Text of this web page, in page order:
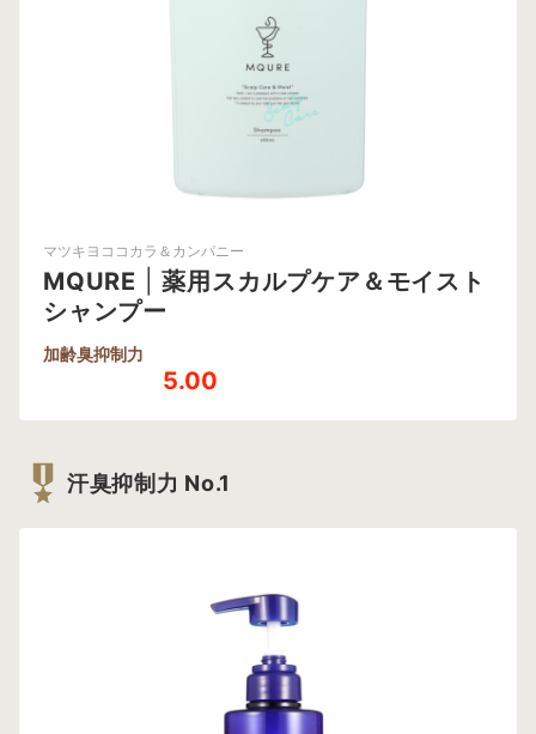
マツキヨココカラ＆カンパニー
MQURE
薬用スカルプケア＆モイスト
シャンプー
加齢臭抑制力
5.00
汗臭抑制力 No.1